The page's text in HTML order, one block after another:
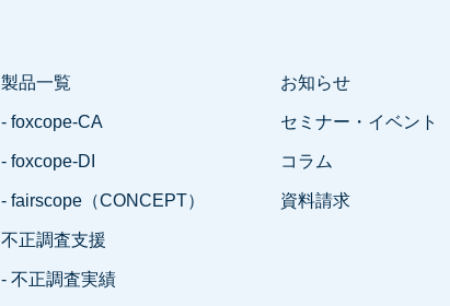
製品一覧
- foxcope-CA
- foxcope-DI
- fairscope（CONCEPT）
不正調査支援
- 不正調査実績
お知らせ
セミナー・イベント
コラム
資料請求